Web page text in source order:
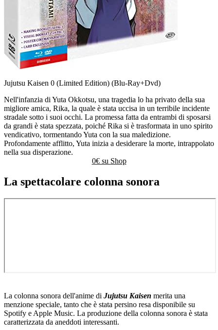
Jujutsu Kaisen 0 (Limited Edition) (Blu-Ray+Dvd)
Nell'infanzia di Yuta Okkotsu, una tragedia lo ha privato della sua
migliore amica, Rika, la quale è stata uccisa in un terribile incidente
stradale sotto i suoi occhi. La promessa fatta da entrambi di sposarsi
da grandi è stata spezzata, poiché Rika si è trasformata in uno spirito
vendicativo, tormentando Yuta con la sua maledizione.
Profondamente afflitto, Yuta inizia a desiderare la morte, intrappolato
nella sua disperazione.
0€ su Shop
La spettacolare colonna sonora
La colonna sonora dell'anime di Jujutsu Kaisen merita una
menzione speciale, tanto che è stata persino resa disponibile su
Spotify e Apple Music. La produzione della colonna sonora è stata
caratterizzata da aneddoti interessanti.